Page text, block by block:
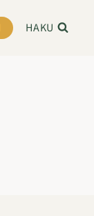
HAKU